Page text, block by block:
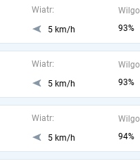
Wiatr:
5 km/h
93%
Wiatr:
5 km/h
93%
Wiatr:
5 km/h
94%